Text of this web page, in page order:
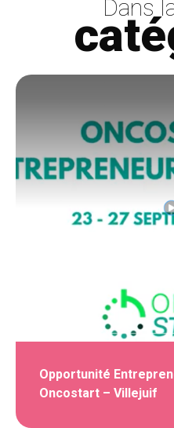
Dans
Opportunité
Oncostart – Villejuif